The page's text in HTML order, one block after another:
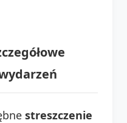
streszczenie